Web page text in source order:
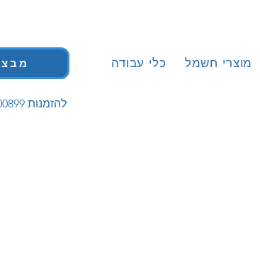
| 058-5200899 להזמנות
כלי עבודה מוצרי חשמל